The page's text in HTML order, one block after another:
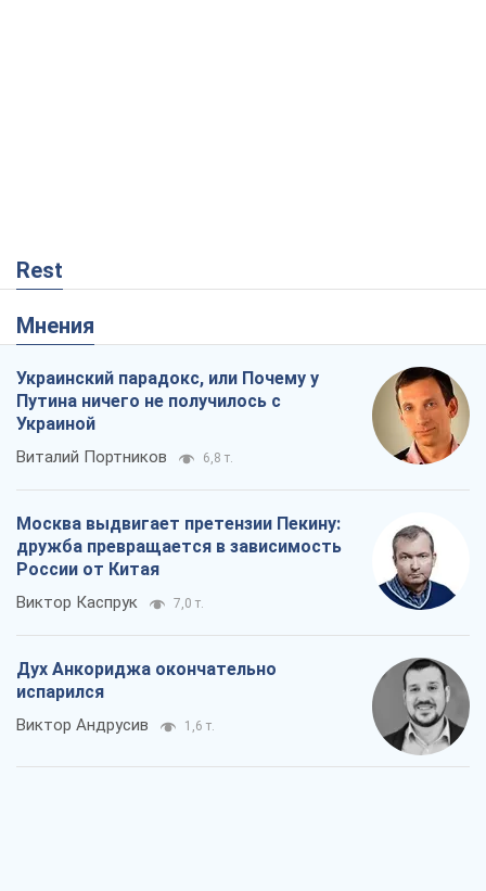
Rest
Мнения
Украинский парадокс, или Почему у
Путина ничего не получилось с
Украиной
Виталий Портников 6,8 т.
Москва выдвигает претензии Пекину:
дружба превращается в зависимость
России от Китая
Виктор Каспрук 7,0 т.
Дух Анкориджа окончательно
испарился
Виктор Андрусив 1,6 т.